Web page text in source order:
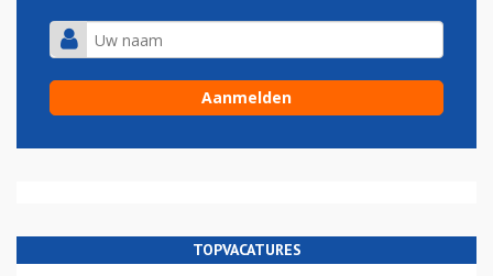
TOPVACATURES